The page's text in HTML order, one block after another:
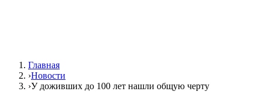
Главная
›Новости
›У доживших до 100 лет нашли общую черту